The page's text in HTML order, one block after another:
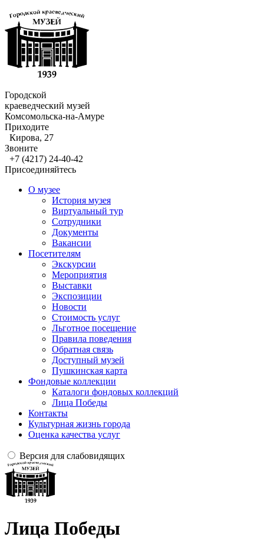
Городской
краеведческий музей
Комсомольска-на-Амуре
Приходите
Кирова, 27
Звоните
+7 (4217) 24-40-42
Присоединяйтесь
О музее
История музея
Виртуальный тур
Сотрудники
Документы
Вакансии
Посетителям
Экскурсии
Мероприятия
Выставки
Экспозиции
Новости
Стоимость услуг
Льготное посещение
Правила поведения
Обратная связь
Доступный музей
Пушкинская карта
Фондовые коллекции
Каталоги фондовых коллекций
Лица Победы
Контакты
Культурная жизнь города
Оценка качества услуг
Версия для слабовидящих
Лица Победы